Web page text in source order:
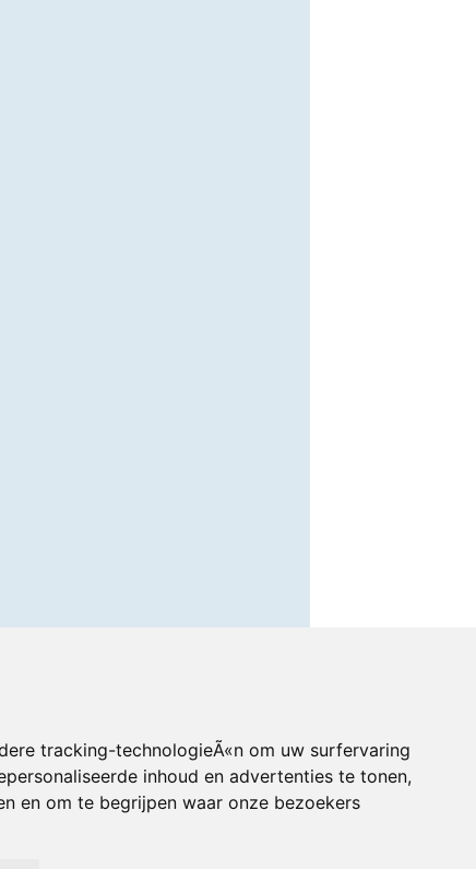
tracking-technologieÃ«n om uw surfervaring
inhoud en advertenties te tonen,
en om te begrijpen waar onze bezoekers